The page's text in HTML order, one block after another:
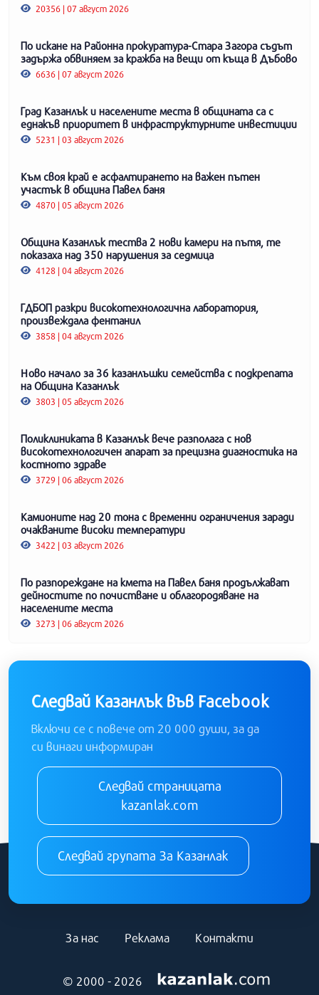
20356 | 07 август 2026
По искане на Районна прокуратура-Стара Загора съдът
задържа обвиняем за кражба на вещи от къща в Дъбово
6636 | 07 август 2026
Град Казанлък и населените места в общината са с
еднакъв приоритет в инфраструктурните инвестиции
5231 | 03 август 2026
Към своя край е асфалтирането на важен пътен
участък в община Павел баня
4870 | 05 август 2026
Община Казанлък тества 2 нови камери на пътя, те
показаха над 350 нарушения за седмица
4128 | 04 август 2026
ГДБОП разкри високотехнологична лаборатория,
произвеждала фентанил
3858 | 04 август 2026
Ново начало за 36 казанлъшки семейства с подкрепата
на Община Казанлък
3803 | 05 август 2026
Поликлиниката в Казанлък вече разполага с нов
високотехнологичен апарат за прецизна диагностика на
костното здраве
3729 | 06 август 2026
Камионите над 20 тона с временни ограничения заради
очакваните високи температури
3422 | 03 август 2026
По разпореждане на кмета на Павел баня продължават
дейностите по почистване и облагородяване на
населените места
3273 | 06 август 2026
Следвай Казанлък във Facebook
Включи се с повече от 20 000 души, за да
си винаги информиран
Следвай страницата
kazanlak.com
Следвай групата За Казанлак
© 2000 - 2026
За нас Реклама Контакти